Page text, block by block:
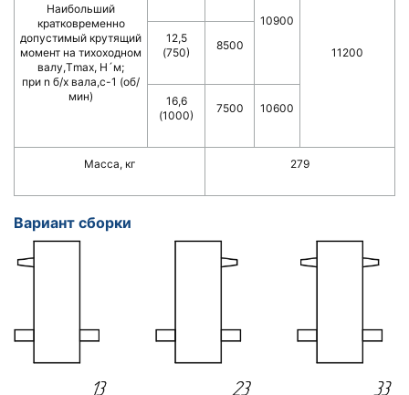
Наибольший
кратковременно
допустимый крутящий
момент на тихоходном
валу,Тmax, Н´м;
при n б/х вала,с-1 (об/
мин)
10900
11200
12,5
(750)
8500
16,6
(1000)
7500 10600
Масса, кг 279
Вариант сборки